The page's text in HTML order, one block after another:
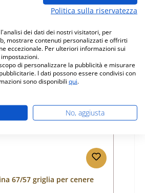
Prezzo normale:
tempi di consegna: 4-6 giorni
Dettagli
67/57 griglia per cenere
Politica sulla riservatezza
dei dati dei nostri visitatori, per
mostrare contenuti personalizzati e offrirti
eccezionale. Per ulteriori informazioni sui
di personalizzare la pubblicità e misurare
I dati possono essere condivisi con
sono disponibili qui.
No, aggiusta